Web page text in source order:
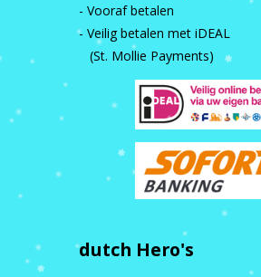
- Vooraf betalen
- Veilig betalen met iDEAL
(St. Mollie Payments)
dutch Hero's